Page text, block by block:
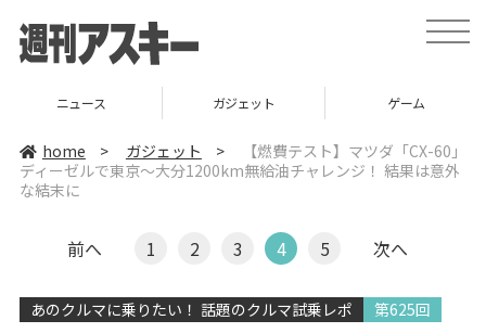
t
o
v
i
ニュース ガジェット ゲーム
home > ガジェット >
【燃費テスト】マツダ「CX-60」
ディーゼルで東京～大分1200km無給油チャレンジ！ 結果は意外
な結末に
前へ 1 2 3 4 5 次へ
あのクルマに乗りたい！ 話題のクルマ試乗レポ 第625回